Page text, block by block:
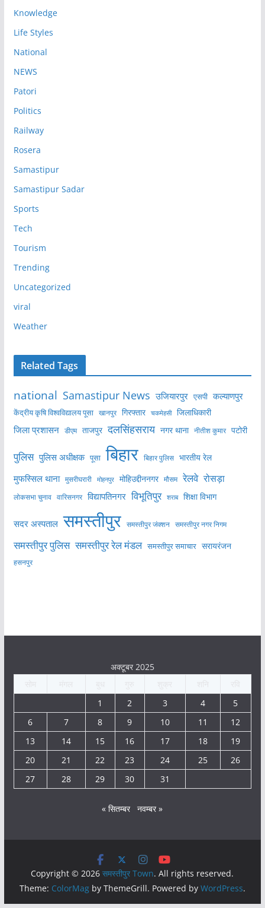
Knowledge
Life Styles
National
NEWS
Patori
Politics
Railway
Rosera
Samastipur
Samastipur Sadar
Sports
Tech
Tourism
Trending
Uncategorized
viral
Weather
Related Tags
national Samastipur News उजियारपुर एसपी कल्याणपुर
केंद्रीय कृषि विश्वविद्यालय पूसा खानपुर गिरफ्तार चकमेहसी जिलाधिकारी
जिला प्रशासन डीएम ताजपुर दलसिंहसराय नगर थाना नीतीश कुमार पटोरी
पुलिस पुलिस अधीक्षक पूसा बिहार बिहार पुलिस भारतीय रेल
मुफस्सिल थाना मुसरीघरारी मोहनपुर मोहिउद्दीननगर मौसम रेलवे रोसड़ा
लोकसभा चुनाव वारिसनगर विद्यापतिनगर विभूतिपुर शराब शिक्षा विभाग
सदर अस्पताल समस्तीपुर समस्तीपुर जंक्शन समस्तीपुर नगर निगम
समस्तीपुर पुलिस समस्तीपुर रेल मंडल समस्तीपुर समाचार सरायरंजन
हसनपुर
अक्टूबर 2025
1
2 3 4
5
6
7 8 9 10 11
12
13
14 15 16 17 18
19
20
21 22 23 24 25
26
27
28 29 30 31
« सितम्बर नवम्बर »
Copyright © 2026समस्तीपुर Town. All rights reserved.
Theme: ColorMagby ThemeGrill. Powered by WordPress.